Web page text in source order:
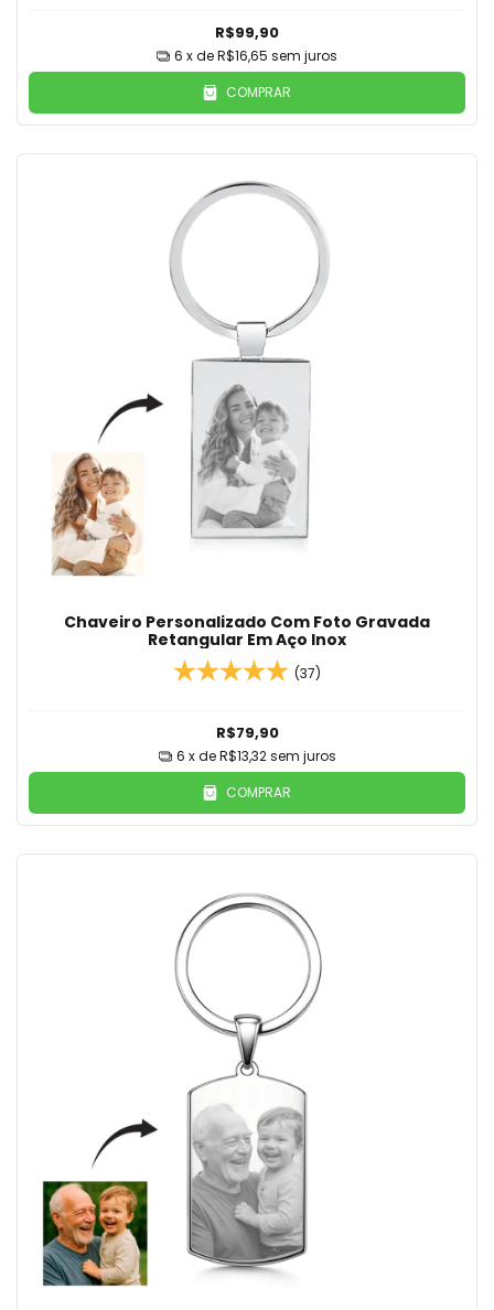
R$99,90
6 x deR$16,65 sem juros
COMPRAR
Chaveiro Personalizado Com Foto Gravada
Retangular Em Aço Inox
(37)
R$79,90
6 x deR$13,32 sem juros
COMPRAR